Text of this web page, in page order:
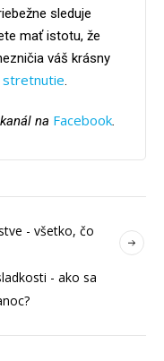
sleduje
mať istotu, že
váš krásny
stretnutie
na Facebook
- všetko, čo
- ako sa